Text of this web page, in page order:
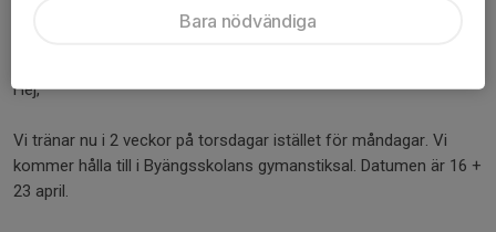
gymanstiksal 16 + 23 april
Hej,
Vi tränar nu i 2 veckor på torsdagar istället för måndagar. Vi
kommer hålla till i Byängsskolans gymanstiksal. Datumen är 16 +
23 april.
Bara nödvändiga